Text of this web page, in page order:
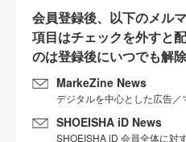
会員登録後、以下のメル
項目はチェックを外すと
のは登録後にいつでも解
MarkeZine News
デジタルを中心とした広告
SHOEISHA iD News
SHOEISHA iD 会員全体に対